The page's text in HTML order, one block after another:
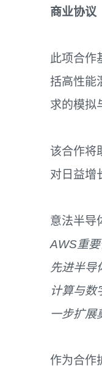
商业协议
此项合作
括高性能
求的模拟
该合作将
对日益增
意法半导
AWS重
先进半导
计算与数
一步扩展
作为合作